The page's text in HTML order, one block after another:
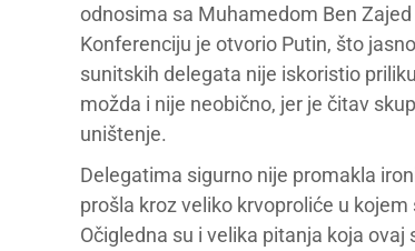
odnosima sa Muhamedom Ben
Konferenciju je otvorio Putin, što
sunitskih delegata nije iskoristio
možda i nije neobično, jer je čitav
uništenje.
Delegatima sigurno nije promakla
prošla kroz veliko krvoproliće u
Očigledna su i velika pitanja koja